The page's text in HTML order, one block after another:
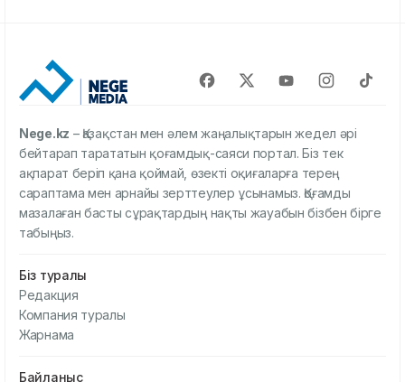
Nege.kz – Қазақстан мен әлем жаңалықтарын жедел әрі
бейтарап тарататын қоғамдық-саяси портал. Біз тек
ақпарат беріп қана қоймай, өзекті оқиғаларға терең
сараптама мен арнайы зерттеулер ұсынамыз. Қоғамды
мазалаған басты сұрақтардың нақты жауабын бізбен бірге
табыңыз.
Біз туралы
Редакция
Компания туралы
Жарнама
Байланыс